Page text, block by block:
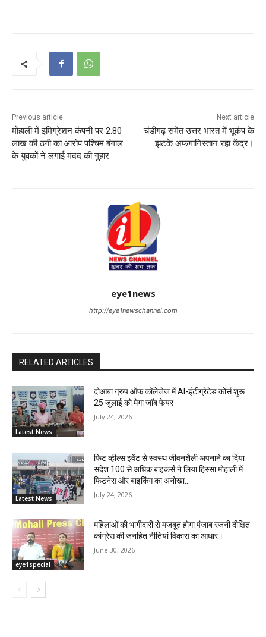
Previous article
मोहाली में इमिग्रेशन कंपनी पर 2.80
लाख की ठगी का आरोप पश्चिम बंगाल
के युवकों ने लगाई मदद की गुहार
Next article
चंडीगढ़ समेत उत्तर भारत में भूकंप के
झटके अफगानिस्तान रहा केंद्र।
eye1news
http://eye1newschannel.com
RELATED ARTICLES
Latest News
दोआबा ग्रुप ऑफ कॉलेजेज में AI-इंटीग्रेटेड कोर्स शुरू
25 जुलाई को मेगा जॉब फेयर
July 24, 2026
Latest News
फिट व्हील्स इवेंट से स्वस्थ जीवनशैली अपनाने का दिया
संदेश 100 से अधिक बाइकर्स ने लिया हिस्सा मोहाली में
फिटनेस और बाइकिंग का अनोखा...
July 24, 2026
eye1special
महिलाओं की भागीदारी से मजबूत होगा पंजाब रजनी दीक्षित
कांग्रेस की जनहित नीतियां विकास का आधार।
June 30, 2026